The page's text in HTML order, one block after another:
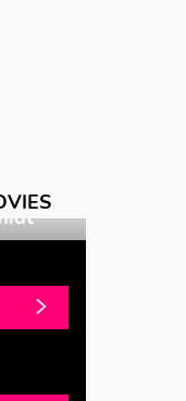
van Spijk